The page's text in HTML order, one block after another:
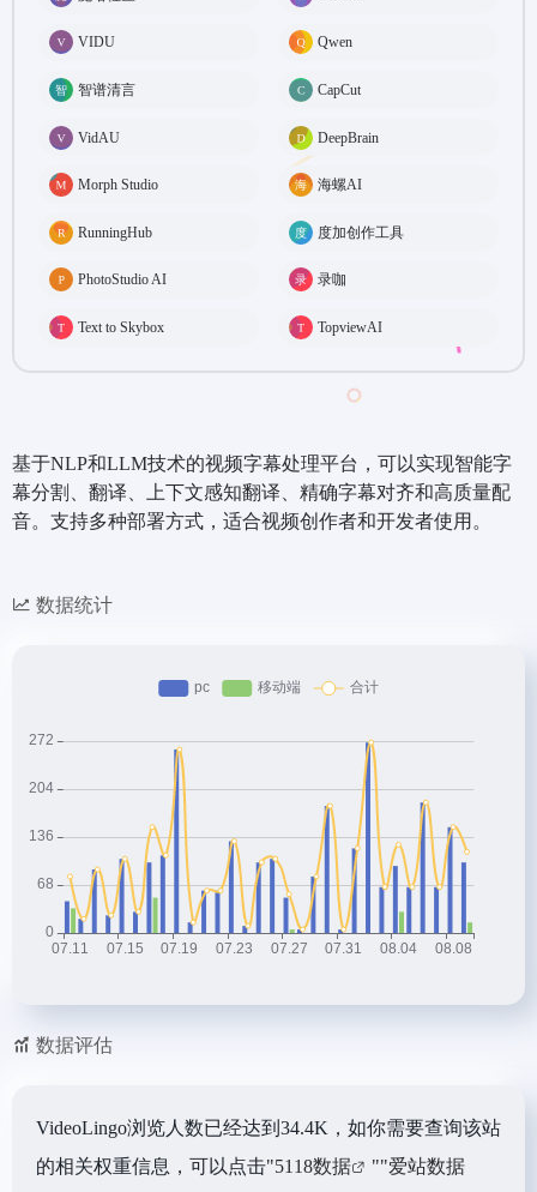
VIDU Qwen
智谱清言 CapCut
VidAU DeepBrain
Morph Studio 海螺AI
RunningHub 度加创作工具
PhotoStudio AI 录咖
Text to Skybox TopviewAI
基于NLP和LLM技术的视频字幕处理平台，可以实现智能字
幕分割、翻译、上下文感知翻译、精确字幕对齐和高质量配
音。支持多种部署方式，适合视频创作者和开发者使用。
数据统计
数据评估
VideoLingo浏览人数已经达到34.4K，如你需要查询该站
的相关权重信息，可以点击"5118数据 ""爱站数据